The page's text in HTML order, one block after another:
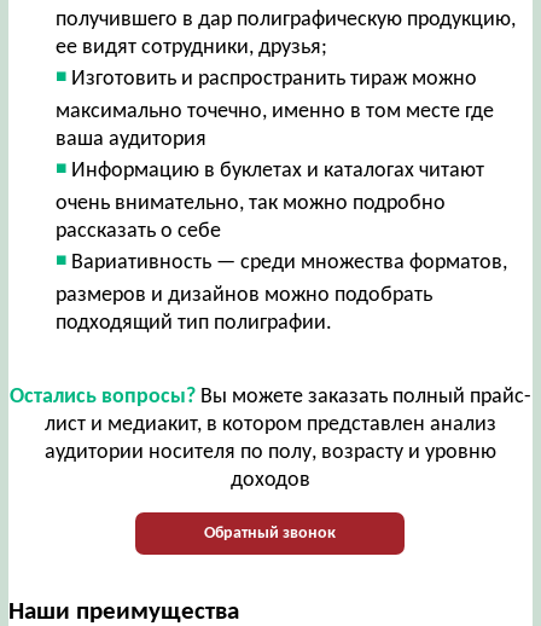
получившего в дар полиграфическую продукцию,
ее видят сотрудники, друзья;
Изготовить и распространить тираж можно
максимально точечно, именно в том месте где
ваша аудитория
Информацию в буклетах и каталогах читают
очень внимательно, так можно подробно
рассказать о себе
Вариативность — среди множества форматов,
размеров и дизайнов можно подобрать
подходящий тип полиграфии.
Остались вопросы?Вы можете заказать полный прайс-
лист и медиакит, в котором представлен анализ
аудитории носителя по полу, возрасту и уровню
доходов
Обратный звонок
Наши преимущества